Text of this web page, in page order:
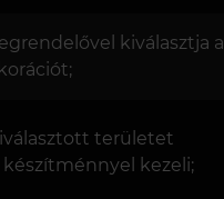
kiválasztja a
területet
kezeli;